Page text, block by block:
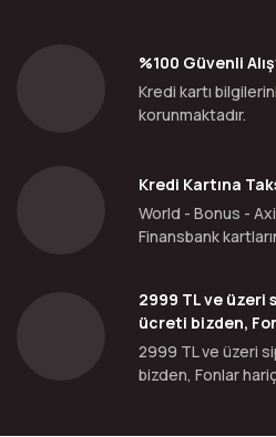
%100 Güvenli
Kredi kartı
korunmaktadır.
Kredi Kartına
World - Bonus -
Finansbank
2999 TL ve
ücreti bizden,
2999 TL ve üzeri
bizden, Fonlar